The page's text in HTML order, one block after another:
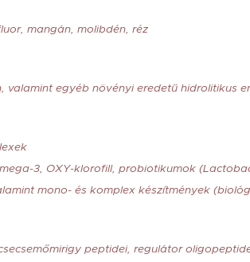
mangán, molibdén, réz
valamint egyéb növényi eredetű hidrolitikus
3, OXY-klorofill, probiotikumok
mono- és komplex készítmények
peptidei, regulátor